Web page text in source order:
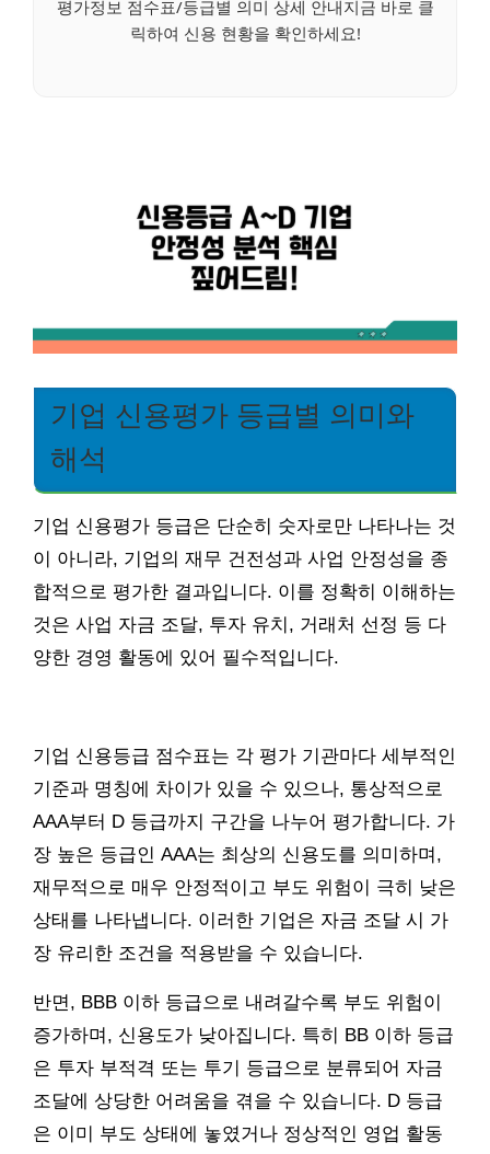
평가정보 점수표/등급별 의미 상세 안내지금 바로 클
릭하여 신용 현황을 확인하세요!
기업 신용평가 등급별 의미와
해석
기업 신용평가 등급은 단순히 숫자로만 나타나는 것
이 아니라, 기업의 재무 건전성과 사업 안정성을 종
합적으로 평가한 결과입니다. 이를 정확히 이해하는
것은 사업 자금 조달, 투자 유치, 거래처 선정 등 다
양한 경영 활동에 있어 필수적입니다.
기업 신용등급 점수표는 각 평가 기관마다 세부적인
기준과 명칭에 차이가 있을 수 있으나, 통상적으로
AAA부터 D 등급까지 구간을 나누어 평가합니다. 가
장 높은 등급인 AAA는 최상의 신용도를 의미하며,
재무적으로 매우 안정적이고 부도 위험이 극히 낮은
상태를 나타냅니다. 이러한 기업은 자금 조달 시 가
장 유리한 조건을 적용받을 수 있습니다.
반면, BBB 이하 등급으로 내려갈수록 부도 위험이
증가하며, 신용도가 낮아집니다. 특히 BB 이하 등급
은 투자 부적격 또는 투기 등급으로 분류되어 자금
조달에 상당한 어려움을 겪을 수 있습니다. D 등급
은 이미 부도 상태에 놓였거나 정상적인 영업 활동